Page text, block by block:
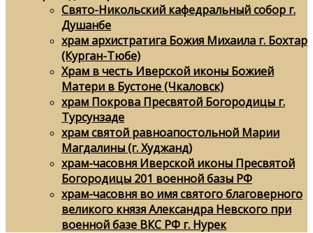
Свято-Никольский кафедральный собор г.
Душанбе
храм архистратига Божия Михаила г. Бохтар
(Курган-Тюбе)
Храм в честь Иверской иконы Божией
Матери в Бустоне (Чкаловск)
храм Покрова Пресвятой Богородицы г.
Турсунзаде
храм святой равноапостольной Марии
Магдалины (г. Худжанд)
храм-часовня Иверской иконы Пресвятой
Богородицы 201 военной базы РФ
храм-часовня во имя святого благоверного
великого князя Александра Невского при
военной базе ВКС РФ г. Нурек